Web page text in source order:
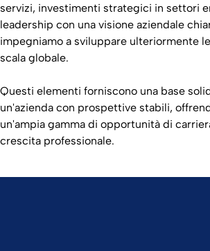
servizi, investimenti strategici in settori
leadership con una visione aziendale
impegniamo a sviluppare ulteriormente
scala globale.
Questi elementi forniscono una base
un'azienda con prospettive stabili,
un'ampia gamma di opportunità di
crescita professionale.